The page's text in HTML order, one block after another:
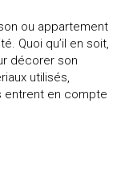
ou appartement
Quoi qu’il en soit,
décorer son
utilisés,
entrent en compte